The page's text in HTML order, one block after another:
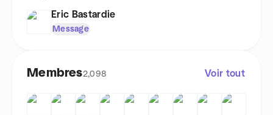
Eric Bastardie
Message
Membres2,098 Voir tout